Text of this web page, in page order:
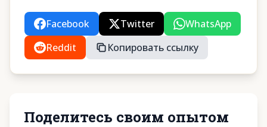
Facebook Twitter
WhatsApp
Reddit
Копировать ссылку
Поделитесь своим опытом